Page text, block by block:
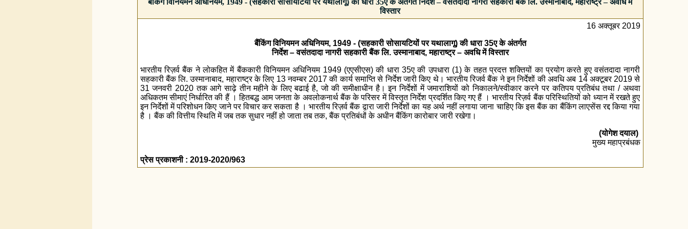
बैंकिंग विनियमन अधिनियम, 1949 - (सहकारी सोसायटियों पर यथालागू) की धारा 35ए के अंतर्गत निर्देश – वसंतदादा नागरी सहकारी बैंक लि. उस्मानाबाद, महाराष्ट्र – अवधि में
विस्तार
16 अक्तूबर 2019
बैंकिंग विनियमन अधिनियम, 1949 - (सहकारी सोसायटियों पर यथालागू) की धारा 35ए के अंतर्गत
निर्देश – वसंतदादा नागरी सहकारी बैंक लि. उस्मानाबाद, महाराष्ट्र – अवधि में विस्तार
भारतीय रिज़र्व बैंक ने लोकहित में बैंककारी विनियमन अधिनियम 1949 (एएसीएस) की धारा 35ए की उपधारा (1) के तहत प्रदत्त शक्तियों का प्रयोग करते हुए वसंतदादा नागरी
सहकारी बैंक लि. उस्मानाबाद, महाराष्ट्र के लिए 13 नवम्बर 2017 की कार्य समाप्ति से निर्देश जारी किए थे। भारतीय रिजर्व बैंक ने इन निर्देशों की अवधि अ‍ब 14 अक्टूबर 2019 से
31 जनवरी 2020 तक आगे साढ़े तीन महीने के लिए बढाई है, जो की समीक्षाधीन है। इन निर्देशों में जमाराशियों को निकालने/स्वीकार करने पर कतिपय प्रतिबंध तथा / अथवा
अधिकतम सीमाएं निर्धारित की हैं । हितबद्ध आम जनता के अवलोकनार्थ बैंक के परिसर में विस्तृत निर्देश प्रदर्शित किए गए हैं । भारतीय रिज़र्व बैंक परिस्थितियों को ध्यान में रखते हुए
इन निर्देशों में परिशोधन किए जाने पर विचार कर सकता है । भारतीय रिज़र्व बैंक द्वारा जारी निर्देशों का यह अर्थ नहीं लगाया जाना चाहिए कि इस बैंक का बैंकिंग लाएसेंस रद्द किया गया
है । बैंक की वित्तीय स्थिति में जब तक सुधार नहीं हो जाता तब तक, बैंक प्रतिबंधों के अधीन बैंकिंग कारोबार जारी रखेगा।
(योगेश दयाल)
मुख्य महाप्रबंधक
प्रेस प्रकाशनी : 2019-2020/963